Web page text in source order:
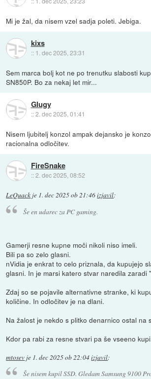
Mi je žal, da nisem vzel sadja poleti. Jebiga.
kixs
:: 1. dec 2025, 23:31
Sem marca bolj kot ne po trenutku slabosti
SN850P. Bo za nekaj let mir...
Glugy
::2. dec 2025, 01:41
Nisem ljubitelj konzol ampak dejansko je
racionalna odločitev.
FireSnake
::2. dec 2025, 08:52
LeQuack je 1. dec 2025 ob 21:46izjavil:
Še en udarec za PC gaming.
Gamerji resne kupne moči nikoli niso imeli.
Bili pa so zelo glasni.
nVidia je enkrat to celo priznala, da kupujejo
glasni. In je marsi katero stvar naredila zaradi
Zdaj so se pojavile alternativne stranke, ki
količine. In odločitev je na dlani.
Na žalost je nekdo s plitko denarnico ostal na
Kdor pa rabi za resne stvari pa še vseeno
mtosev je 1. dec 2025 ob 22:04izjavil:
Še nisem kupil SSD. Gledam Samsung 9100